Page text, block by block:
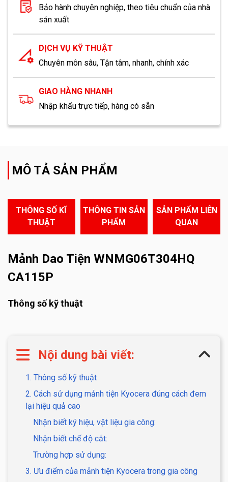
Bảo hành chuyên nghiệp, theo tiêu chuẩn của nhà
sản xuất
DỊCH VỤ KỸ THUẬT
Chuyên môn sâu, Tận tâm, nhanh, chính xác
GIAO HÀNG NHANH
Nhập khẩu trực tiếp, hàng có sẵn
MÔ TẢ SẢN PHẨM
THÔNG SỐ KĨ
THUẬT
THÔNG TIN SẢN
PHẨM
SẢN PHẨM LIÊN
QUAN
Mảnh Dao Tiện WNMG06T304HQ
CA115P
Thông số kỹ thuật
Nội dung bài viết:
1. Thông số kỹ thuật
2. Cách sử dụng mảnh tiện Kyocera đúng cách đem
lại hiệu quả cao
Nhận biết ký hiệu, vật liệu gia công:
Nhận biết chế độ cắt:
Trường hợp sử dụng:
3. Ưu điểm của mảnh tiện Kyocera trong gia công